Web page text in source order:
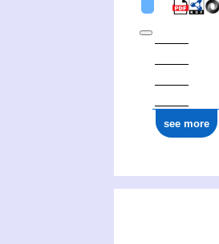
see more